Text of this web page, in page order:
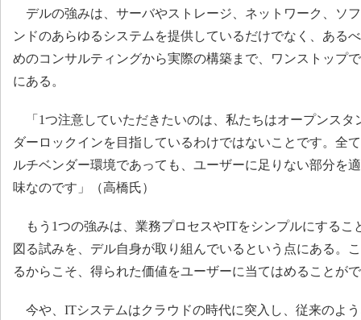
デルの強みは、サーバやストレージ、ネットワーク、ソ
ンドのあらゆるシステムを提供しているだけでなく、ある
めのコンサルティングから実際の構築まで、ワンストップ
にある。
「1つ注意していただきたいのは、私たちはオープンスタ
ダーロックインを目指しているわけではないことです。全
ルチベンダー環境であっても、ユーザーに足りない部分を
味なのです」（高橋氏）
もう1つの強みは、業務プロセスやITをシンプルにするこ
図る試みを、デル自身が取り組んでいるという点にある。
るからこそ、得られた価値をユーザーに当てはめることが
今や、ITシステムはクラウドの時代に突入し、従来のよ